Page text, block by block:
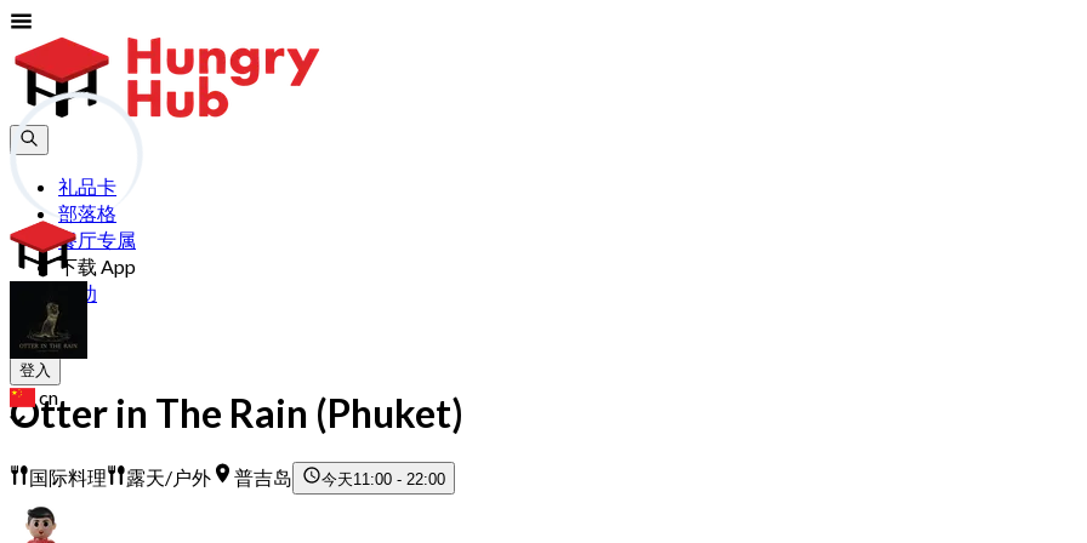
礼品卡
部落格
餐厅专属
下载 App
帮助
加入
登入
cn
Otter in The Rain (Phuket)
国际料理 露天/户外 普吉岛 今天11:00 - 22:00